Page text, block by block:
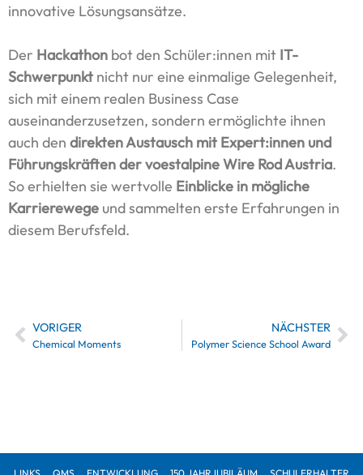
innovative Lösungsansätze.
Der Hackathon bot den Schüler:innen mit IT-
Schwerpunkt nicht nur eine einmalige Gelegenheit,
sich mit einem realen Business Case
auseinanderzusetzen, sondern ermöglichte ihnen
auch den direkten Austausch mit Expert:innen und
Führungskräften der voestalpine Wire Rod Austria.
So erhielten sie wertvolle Einblicke in mögliche
Karrierewege und sammelten erste Erfahrungen in
diesem Berufsfeld.
VORIGER
Chemical Moments
NÄCHSTER
Polymer Science School Award